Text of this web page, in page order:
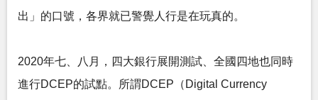
出」的口號，各界就已警覺人行是在玩真的。
2020年七、八月，四大銀行展開測試、全國四地也同時
進行DCEP的試點。所謂DCEP（Digital Currency